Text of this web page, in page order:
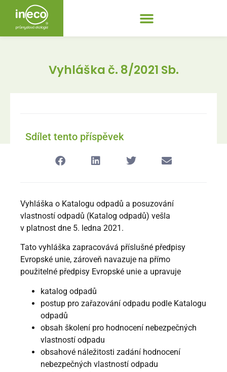
Vyhláška č. 8/2021 Sb.
Sdílet tento příspěvek
Vyhláška o Katalogu odpadů a posuzování
vlastností odpadů (Katalog odpadů) vešla
v platnost dne 5. ledna 2021.
Tato vyhláška zapracovává příslušné předpisy
Evropské unie, zároveň navazuje na přímo
použitelné předpisy Evropské unie a upravuje
katalog odpadů
postup pro zařazování odpadu podle Katalogu
odpadů
obsah školení pro hodnocení nebezpečných
vlastností odpadu
obsahové náležitosti zadání hodnocení
nebezpečných vlastností odpadu